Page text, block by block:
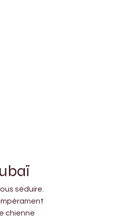
séduire.
chienne